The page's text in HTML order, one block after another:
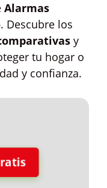
Alarmas
. Descubre los
y
tu hogar o
y confianza.